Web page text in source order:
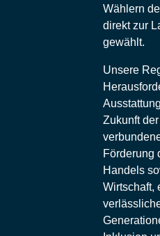
Wählern
direkt zur
gewählt.
Unsere
Zukunft
Förderung
Handels
Wirtschaft,